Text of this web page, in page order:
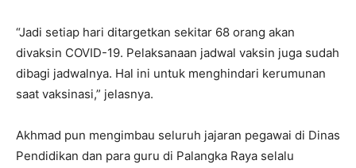
“Jadi setiap hari ditargetkan sekitar 68 orang akan
divaksin COVID-19. Pelaksanaan jadwal vaksin juga sudah
dibagi jadwalnya. Hal ini untuk menghindari kerumunan
saat vaksinasi,” jelasnya.
Akhmad pun mengimbau seluruh jajaran pegawai di Dinas
Pendidikan dan para guru di Palangka Raya selalu